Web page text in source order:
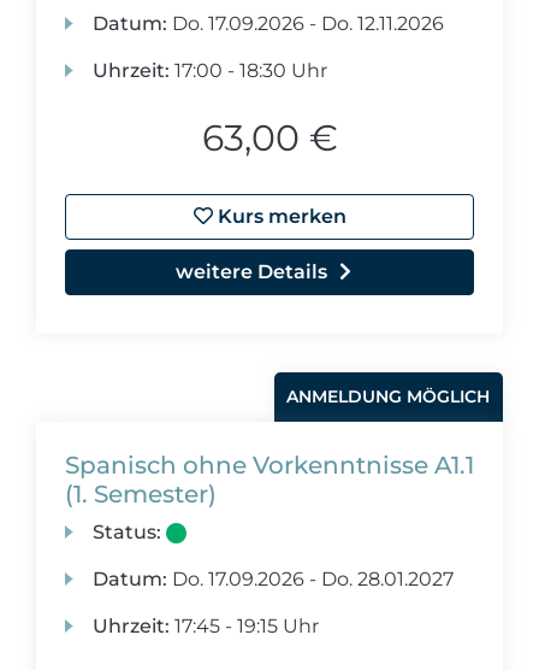
Datum: Do. 17.09.2026 - Do. 12.11.2026
Uhrzeit: 17:00 - 18:30 Uhr
63,00 €
Kurs merken
weitere Details
ANMELDUNG MÖGLICH
Spanisch ohne Vorkenntnisse A1.1
(1. Semester)
Status:
Datum: Do. 17.09.2026 - Do. 28.01.2027
Uhrzeit: 17:45 - 19:15 Uhr